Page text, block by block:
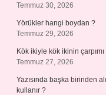
Temmuz 30, 2026
Yörükler hangi boydan ?
Temmuz 29, 2026
Kök ikiyle kök ikinin
Temmuz 27, 2026
Yazısında başka birinden
kullanır ?